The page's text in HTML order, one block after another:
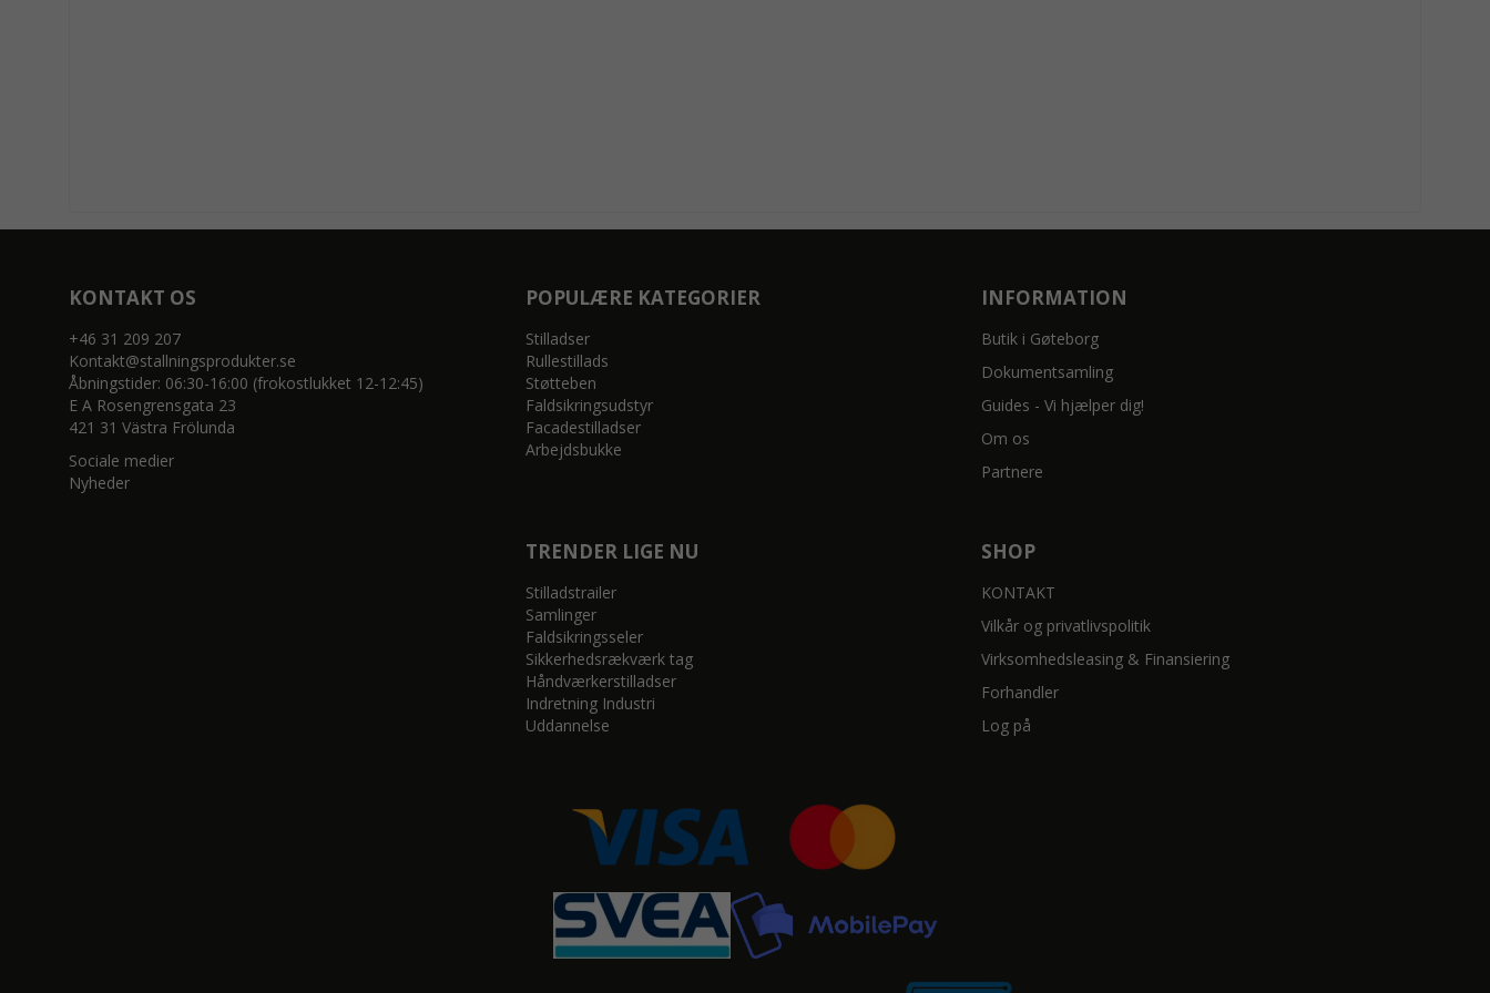
KONTAKT OS
+46 31 209 207
Kontakt@stallningsprodukter.se
Åbningstider: 06:30-16:00 (frokostlukket 12-12:45)
E A Rosengrensgata 23
421 31 Västra Frölunda
Sociale medier
Nyheder
POPULÆRE KATEGORIER
Stilladser
Rullestillads
Støtteben
Faldsikringsudstyr
Facadestilladser
Arbejdsbukke
INFORMATION
Butik i Gøteborg
Dokumentsamling
Guides - Vi hjælper dig!
Om os
Partnere
TRENDER LIGE NU
Stilladstrailer
Samlinger
Faldsikringsseler
Sikkerhedsrækværk tag
Håndværkerstilladser
Indretning Industri
Uddannelse
SHOP
KONTAKT
Vilkår og privatlivspolitik
Virksomhedsleasing & Finansiering
Forhandler
Log på